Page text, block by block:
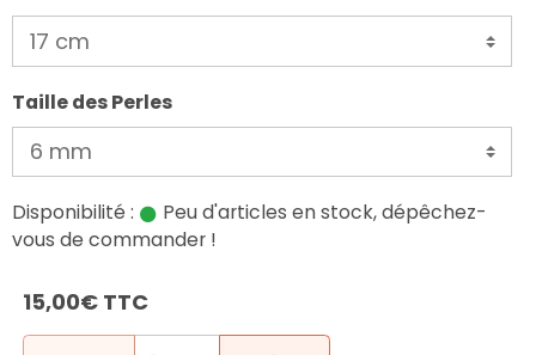
Taille des Perles
Disponibilité :
Peu d'articles en stock, dépêchez-
vous de commander !
15,00€ TTC